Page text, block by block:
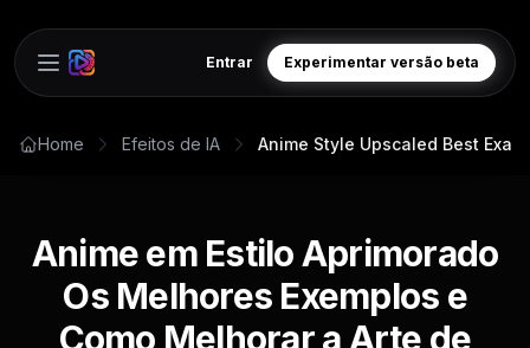
Open main menu
Entrar Experimentar versão beta
Home Efeitos de IA Anime Style Upscaled Best
Anime em Estilo Aprimorado
Os Melhores Exemplos e
Como Melhorar a Arte de